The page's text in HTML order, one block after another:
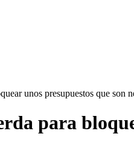
unos presupuestos que son
para